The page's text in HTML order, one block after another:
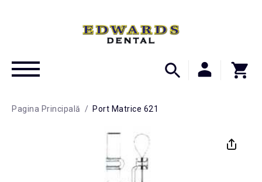
Pagina Principală / Port Matrice 621